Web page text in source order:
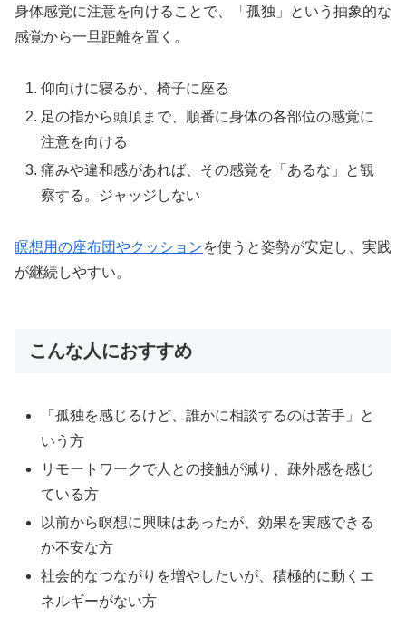
身体感覚に注意を向けることで、「孤独」という抽象的な
感覚から一旦距離を置く。
仰向けに寝るか、椅子に座る
足の指から頭頂まで、順番に身体の各部位の感覚に
注意を向ける
痛みや違和感があれば、その感覚を「あるな」と観
察する。ジャッジしない
瞑想用の座布団やクッションを使うと姿勢が安定し、実践
が継続しやすい。
こんな人におすすめ
「孤独を感じるけど、誰かに相談するのは苦手」と
いう方
リモートワークで人との接触が減り、疎外感を感じ
ている方
以前から瞑想に興味はあったが、効果を実感できる
か不安な方
社会的なつながりを増やしたいが、積極的に動くエ
ネルギーがない方